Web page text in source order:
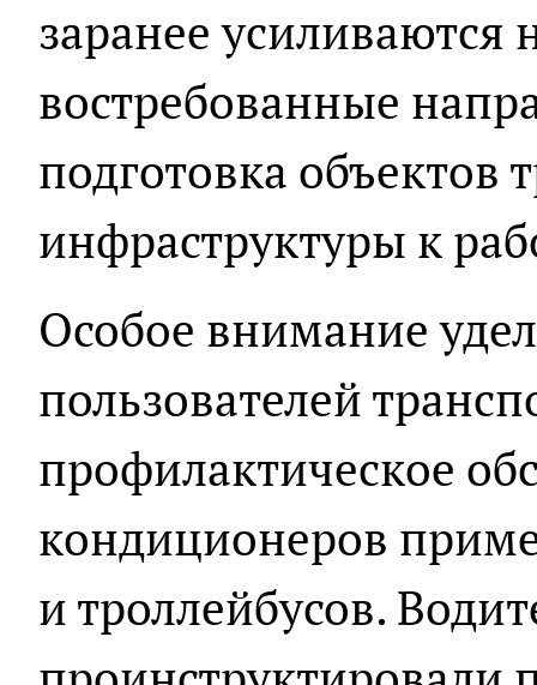
заранее усиливаются
востребованные
подготовка объектов
инфраструктуры к
Особое внимание
пользователей
профилактическое
кондиционеров
и троллейбусов.